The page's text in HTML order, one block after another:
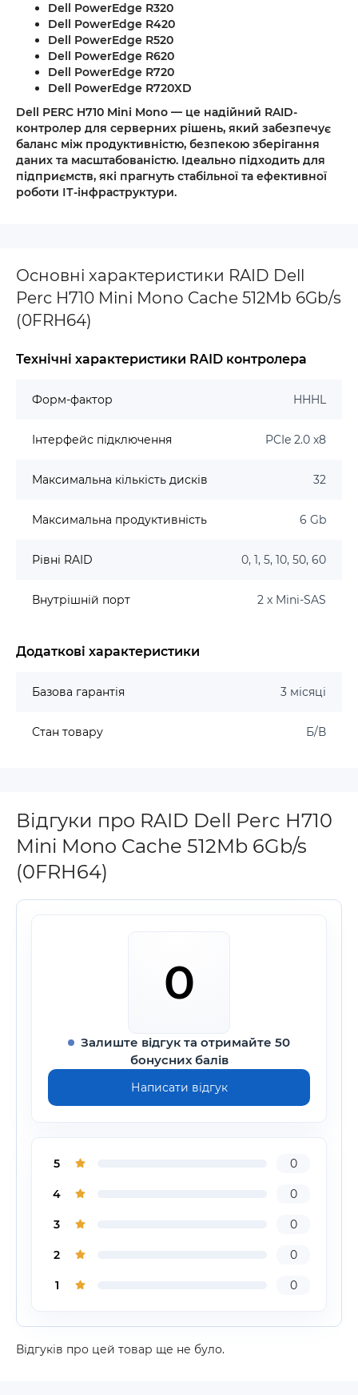
Dell PowerEdge R320
Dell PowerEdge R420
Dell PowerEdge R520
Dell PowerEdge R620
Dell PowerEdge R720
Dell PowerEdge R720XD
Dell PERC H710 Mini Mono — це надійний RAID-
контролер для серверних рішень, який забезпечує
баланс між продуктивністю, безпекою зберігання
даних та масштабованістю. Ідеально підходить для
підприємств, які прагнуть стабільної та ефективної
роботи ІТ-інфраструктури.
Основні характеристики RAID Dell
Perc H710 Mini Mono Cache 512Mb 6Gb/s
(0FRH64)
Технічні характеристики RAID контролера
Форм-фактор HHHL
Інтерфейс підключення PCIe 2.0 x8
Максимальна кількість дисків 32
Максимальна продуктивність 6 Gb
Рівні RAID 0, 1, 5, 10, 50, 60
Внутрішній порт 2 x Mini-SAS
Додаткові характеристики
Базова гарантія 3 місяці
Стан товару Б/В
Відгуки про RAID Dell Perc H710
Mini Mono Cache 512Mb 6Gb/s
(0FRH64)
0
Залиште відгук та отримайте 50
бонусних балів
Написати відгук
5 0
4 0
3 0
2 0
1 0
Відгуків про цей товар ще не було.